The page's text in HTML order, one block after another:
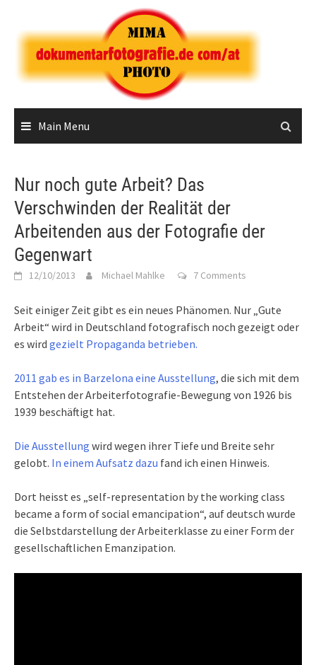
content
Main Menu
Nur noch gute Arbeit? Das
Verschwinden der Realität der
Arbeitenden aus der Fotografie der
Gegenwart
12/10/2013 Michael Mahlke 7 Comments
Seit einiger Zeit gibt es ein neues Phänomen. Nur „Gute
Arbeit“ wird in Deutschland fotografisch noch gezeigt oder
es wird gezielt Propaganda betrieben.
2011 gab es in Barzelona eine Ausstellung, die sich mit dem
Entstehen der Arbeiterfotografie-Bewegung von 1926 bis
1939 beschäftigt hat.
Die Ausstellung wird wegen ihrer Tiefe und Breite sehr
gelobt. In einem Aufsatz dazu fand ich einen Hinweis.
Dort heisst es „self-representation by the working class
became a form of social emancipation“, auf deutsch wurde
die Selbstdarstellung der Arbeiterklasse zu einer Form der
gesellschaftlichen Emanzipation.